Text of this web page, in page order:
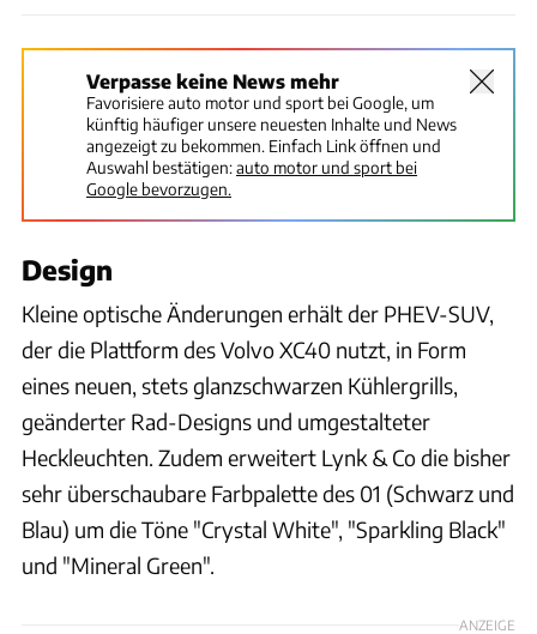
Verpasse keine News mehr
Favorisiere auto motor und sport bei Google, um
künftig häufiger unsere neuesten Inhalte und News
angezeigt zu bekommen. Einfach Link öffnen und
Auswahl bestätigen:auto motor und sport bei
Google bevorzugen.
Design
Kleine optische Änderungen erhält der PHEV-SUV,
der die Plattform des Volvo XC40 nutzt, in Form
eines neuen, stets glanzschwarzen Kühlergrills,
geänderter Rad-Designs und umgestalteter
Heckleuchten. Zudem erweitert Lynk & Co die bisher
sehr überschaubare Farbpalette des 01 (Schwarz und
Blau) um die Töne "Crystal White", "Sparkling Black"
und "Mineral Green".
ANZEIGE